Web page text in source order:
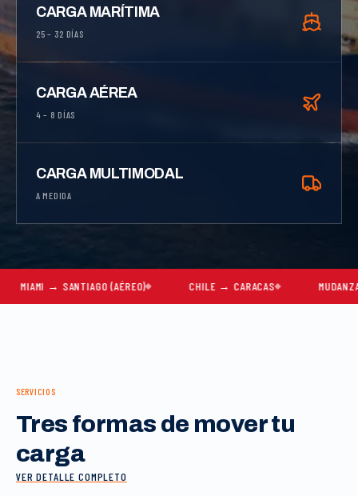
CARGA MARÍTIMA
25 – 32 DÍAS
CARGA AÉREA
4 – 8 DÍAS
CARGA MULTIMODAL
A MEDIDA
→ SANTIAGO (AÉREO) CHILE → CARACAS MUDANZAS
SERVICIOS
Tres formas de mover tu
carga
VER DETALLE COMPLETO